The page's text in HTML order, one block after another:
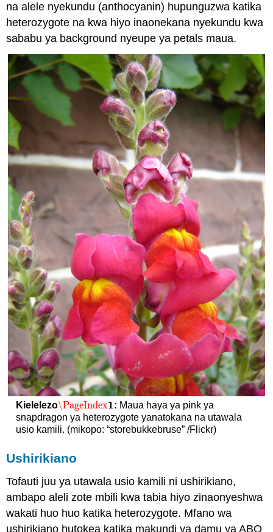
na alele nyekundu (anthocyanin) hupunguzwa katika
heterozygote na kwa hiyo inaonekana nyekundu kwa
sababu ya background nyeupe ya petals maua.
Kielelezo\PageIndex1
\PageIndex1: Maua haya ya pink ya
snapdragon ya heterozygote yanatokana na utawala
usio kamili. (mikopo: “storebukkebruse” /Flickr)
Ushirikiano
Tofauti juu ya utawala usio kamili ni ushirikiano,
ambapo aleli zote mbili kwa tabia hiyo zinaonyeshwa
wakati huo huo katika heterozygote. Mfano wa
ushirikiano hutokea katika makundi ya damu ya ABO